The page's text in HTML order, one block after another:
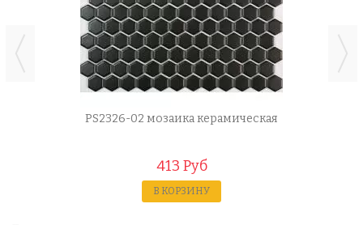
PS2326-02 мозаика керамическая
413 Руб
В КОРЗИНУ